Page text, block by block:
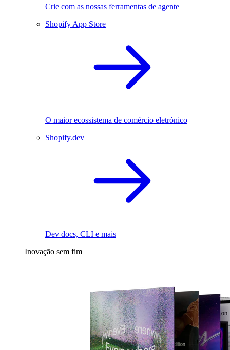
Crie com as nossas ferramentas de agente
Shopify App Store
O maior ecossistema de comércio eletrónico
Shopify.dev
Dev docs, CLI e mais
Inovação sem fim